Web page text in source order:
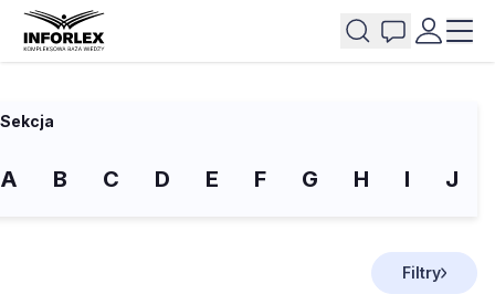
Sekcja
A B C D E F G H I J
Filtry